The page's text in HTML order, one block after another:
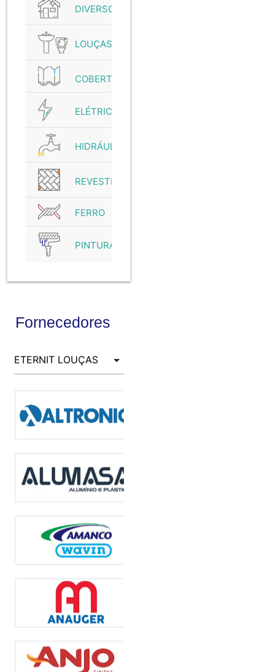
DIVERSOS
LOUÇAS
COBERTURAS
ELÉTRICO
HIDRÁULICO
REVESTIMENTO
FERRO
PINTURA
Fornecedores